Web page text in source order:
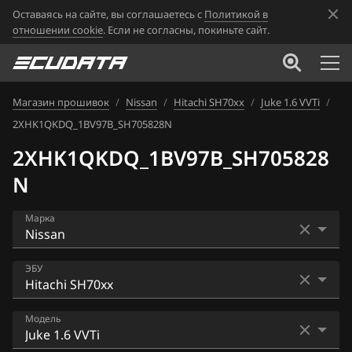
Оставаясь на сайте, вы соглашаетесь с Политикой в
отношении cookie. Если не согласны, покиньте сайт.
Магазин прошивок / Nissan / Hitachi SH70xx / Juke 1.6 VVTi /
2XHK1QKDQ_1BV97B_SH705828N
2XHK1QKDQ_1BV97B_SH705828
N
Марка
Acura
Alfa Romeo
ATLAS
ЭБУ
Bosch EDC16CP33
Bosch EDC17C84
Модель